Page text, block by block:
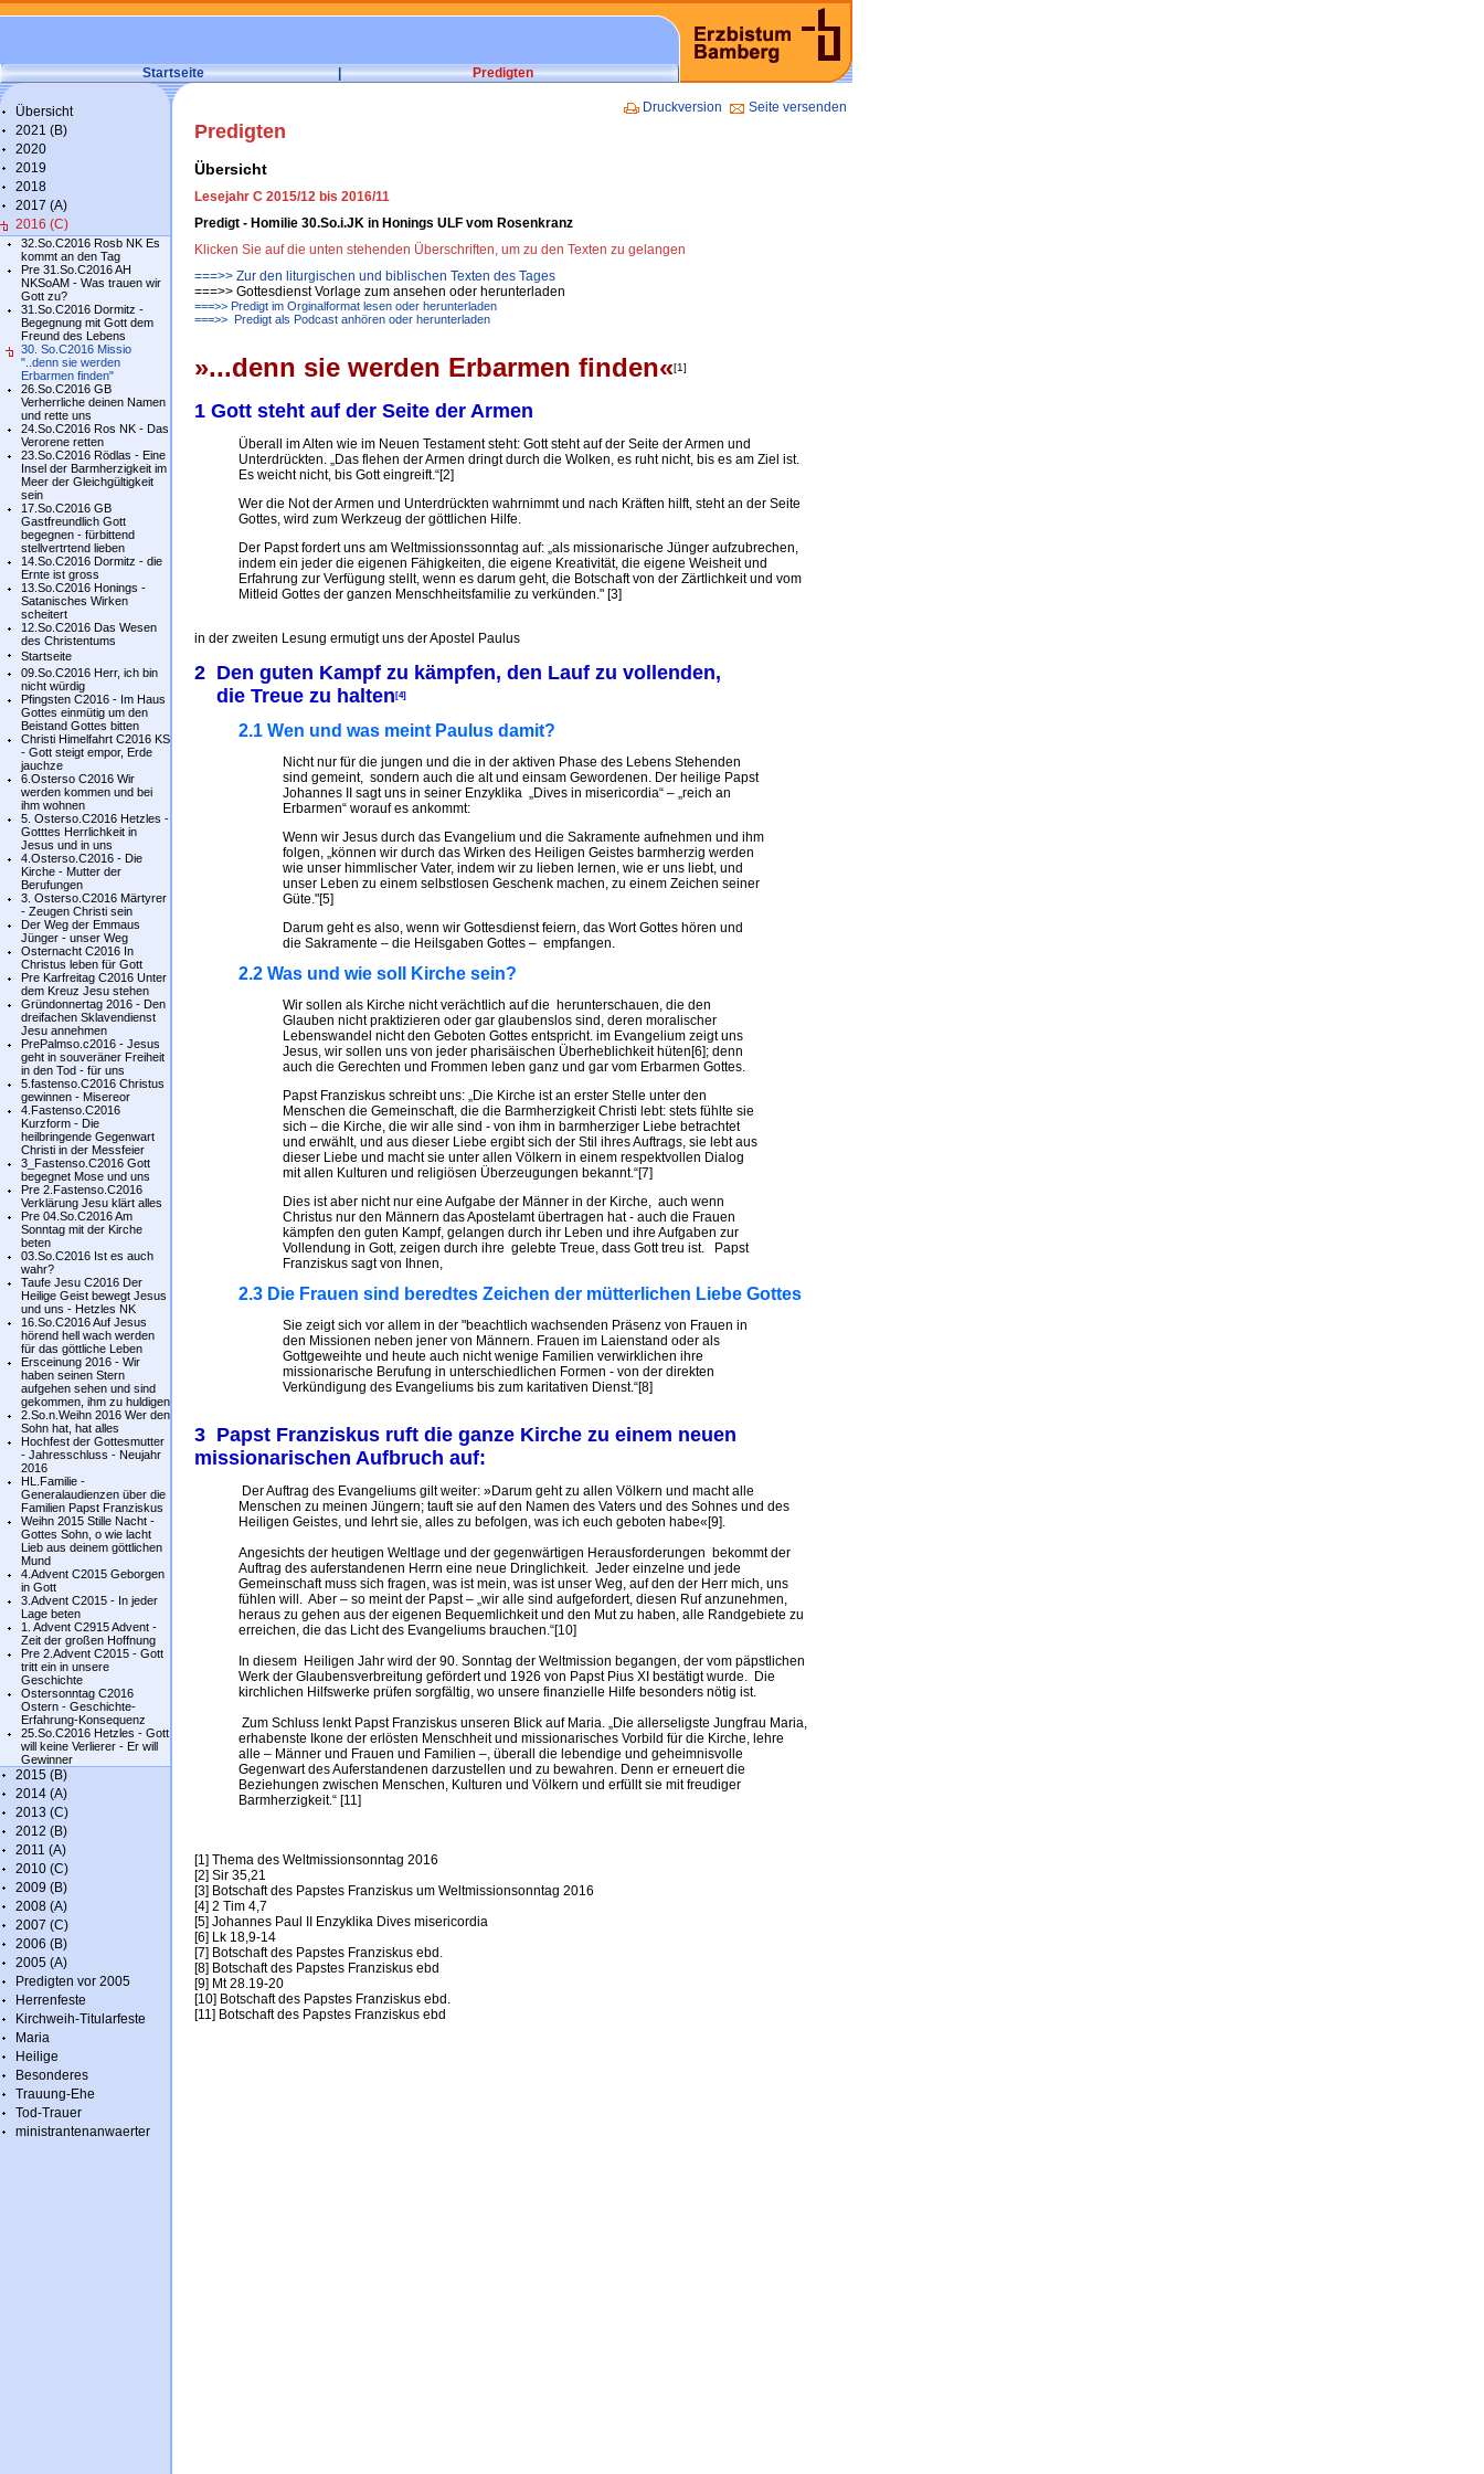
Startseite | Predigten
Übersicht
2021 (B)
2020
2019
2018
2017 (A)
2016 (C)
32.So.C2016 Rosb NK Es
kommt an den Tag
Pre 31.So.C2016 AH
NKSoAM - Was trauen wir
Gott zu?
31.So.C2016 Dormitz -
Begegnung mit Gott dem
Freund des Lebens
30. So.C2016 Missio
"..denn sie werden
Erbarmen finden"
26.So.C2016 GB
Verherrliche deinen Namen
und rette uns
24.So.C2016 Ros NK - Das
Verorene retten
23.So.C2016 Rödlas - Eine
Insel der Barmherzigkeit im
Meer der Gleichgültigkeit
sein
17.So.C2016 GB
Gastfreundlich Gott
begegnen - fürbittend
stellvertrtend lieben
14.So.C2016 Dormitz - die
Ernte ist gross
13.So.C2016 Honings -
Satanisches Wirken
scheitert
12.So.C2016 Das Wesen
des Christentums
Startseite
09.So.C2016 Herr, ich bin
nicht würdig
Pfingsten C2016 - Im Haus
Gottes einmütig um den
Beistand Gottes bitten
Christi Himelfahrt C2016 KS
- Gott steigt empor, Erde
jauchze
6.Osterso C2016 Wir
werden kommen und bei
ihm wohnen
5. Osterso.C2016 Hetzles -
Gotttes Herrlichkeit in
Jesus und in uns
4.Osterso.C2016 - Die
Kirche - Mutter der
Berufungen
3. Osterso.C2016 Märtyrer
- Zeugen Christi sein
Der Weg der Emmaus
Jünger - unser Weg
Osternacht C2016 In
Christus leben für Gott
Pre Karfreitag C2016 Unter
dem Kreuz Jesu stehen
Gründonnertag 2016 - Den
dreifachen Sklavendienst
Jesu annehmen
PrePalmso.c2016 - Jesus
geht in souveräner Freiheit
in den Tod - für uns
5.fastenso.C2016 Christus
gewinnen - Misereor
4.Fastenso.C2016
Kurzform - Die
heilbringende Gegenwart
Christi in der Messfeier
3_Fastenso.C2016 Gott
begegnet Mose und uns
Pre 2.Fastenso.C2016
Verklärung Jesu klärt alles
Pre 04.So.C2016 Am
Sonntag mit der Kirche
beten
03.So.C2016 Ist es auch
wahr?
Taufe Jesu C2016 Der
Heilige Geist bewegt Jesus
und uns - Hetzles NK
16.So.C2016 Auf Jesus
hörend hell wach werden
für das göttliche Leben
Ersceinung 2016 - Wir
haben seinen Stern
aufgehen sehen und sind
gekommen, ihm zu huldigen
2.So.n.Weihn 2016 Wer den
Sohn hat, hat alles
Hochfest der Gottesmutter
- Jahresschluss - Neujahr
2016
HL.Familie -
Generalaudienzen über die
Familien Papst Franziskus
Weihn 2015 Stille Nacht -
Gottes Sohn, o wie lacht
Lieb aus deinem göttlichen
Mund
4.Advent C2015 Geborgen
in Gott
3.Advent C2015 - In jeder
Lage beten
1. Advent C2915 Advent -
Zeit der großen Hoffnung
Pre 2.Advent C2015 - Gott
tritt ein in unsere
Geschichte
Ostersonntag C2016
Ostern - Geschichte-
Erfahrung-Konsequenz
25.So.C2016 Hetzles - Gott
will keine Verlierer - Er will
Gewinner
2015 (B)
2014 (A)
2013 (C)
2012 (B)
2011 (A)
2010 (C)
2009 (B)
2008 (A)
2007 (C)
2006 (B)
2005 (A)
Predigten vor 2005
Herrenfeste
Kirchweih-Titularfeste
Maria
Heilige
Besonderes
Trauung-Ehe
Tod-Trauer
ministrantenanwaerter
Druckversion Seite versenden
Predigten
Übersicht
Lesejahr C 2015/12 bis 2016/11
Predigt - Homilie 30.So.i.JK in Honings ULF vom Rosenkranz
Klicken Sie auf die unten stehenden Überschriften, um zu den Texten zu gelangen
===>> Zur den liturgischen und biblischen Texten des Tages
===>> Gottesdienst Vorlage zum ansehen oder herunterladen
===>> Predigt im Orginalformat lesen oder herunterladen
===>> Predigt als Podcast anhören oder herunterladen
»...denn sie werden Erbarmen finden«[1]
1 Gott steht auf der Seite der Armen
Überall im Alten wie im Neuen Testament steht: Gott steht auf der Seite der Armen und
Unterdrückten. „Das flehen der Armen dringt durch die Wolken, es ruht nicht, bis es am Ziel ist.
Es weicht nicht, bis Gott eingreift.“[2]
Wer die Not der Armen und Unterdrückten wahrnimmt und nach Kräften hilft, steht an der Seite
Gottes, wird zum Werkzeug der göttlichen Hilfe.
Der Papst fordert uns am Weltmissionssonntag auf: „als missionarische Jünger aufzubrechen,
indem ein jeder die eigenen Fähigkeiten, die eigene Kreativität, die eigene Weisheit und
Erfahrung zur Verfügung stellt, wenn es darum geht, die Botschaft von der Zärtlichkeit und vom
Mitleid Gottes der ganzen Menschheitsfamilie zu verkünden." [3]
in der zweiten Lesung ermutigt uns der Apostel Paulus
2 Den guten Kampf zu kämpfen, den Lauf zu vollenden,
die Treue zu halten[4]
2.1 Wen und was meint Paulus damit?
Nicht nur für die jungen und die in der aktiven Phase des Lebens Stehenden
sind gemeint, sondern auch die alt und einsam Gewordenen. Der heilige Papst
Johannes II sagt uns in seiner Enzyklika „Dives in misericordia“ – „reich an
Erbarmen“ worauf es ankommt:
Wenn wir Jesus durch das Evangelium und die Sakramente aufnehmen und ihm
folgen, „können wir durch das Wirken des Heiligen Geistes barmherzig werden
wie unser himmlischer Vater, indem wir zu lieben lernen, wie er uns liebt, und
unser Leben zu einem selbstlosen Geschenk machen, zu einem Zeichen seiner
Güte."[5]
Darum geht es also, wenn wir Gottesdienst feiern, das Wort Gottes hören und
die Sakramente – die Heilsgaben Gottes – empfangen.
2.2 Was und wie soll Kirche sein?
Wir sollen als Kirche nicht verächtlich auf die herunterschauen, die den
Glauben nicht praktizieren oder gar glaubenslos sind, deren moralischer
Lebenswandel nicht den Geboten Gottes entspricht. im Evangelium zeigt uns
Jesus, wir sollen uns von jeder pharisäischen Überheblichkeit hüten[6]; denn
auch die Gerechten und Frommen leben ganz und gar vom Erbarmen Gottes.
Papst Franziskus schreibt uns: „Die Kirche ist an erster Stelle unter den
Menschen die Gemeinschaft, die die Barmherzigkeit Christi lebt: stets fühlte sie
sich – die Kirche, die wir alle sind - von ihm in barmherziger Liebe betrachtet
und erwählt, und aus dieser Liebe ergibt sich der Stil ihres Auftrags, sie lebt aus
dieser Liebe und macht sie unter allen Völkern in einem respektvollen Dialog
mit allen Kulturen und religiösen Überzeugungen bekannt.“[7]
Dies ist aber nicht nur eine Aufgabe der Männer in der Kirche, auch wenn
Christus nur den Männern das Apostelamt übertragen hat - auch die Frauen
kämpfen den guten Kampf, gelangen durch ihr Leben und ihre Aufgaben zur
Vollendung in Gott, zeigen durch ihre gelebte Treue, dass Gott treu ist. Papst
Franziskus sagt von Ihnen,
2.3 Die Frauen sind beredtes Zeichen der mütterlichen Liebe Gottes
Sie zeigt sich vor allem in der "beachtlich wachsenden Präsenz von Frauen in
den Missionen neben jener von Männern. Frauen im Laienstand oder als
Gottgeweihte und heute auch nicht wenige Familien verwirklichen ihre
missionarische Berufung in unterschiedlichen Formen - von der direkten
Verkündigung des Evangeliums bis zum karitativen Dienst.“[8]
3 Papst Franziskus ruft die ganze Kirche zu einem neuen
missionarischen Aufbruch auf:
Der Auftrag des Evangeliums gilt weiter: »Darum geht zu allen Völkern und macht alle
Menschen zu meinen Jüngern; tauft sie auf den Namen des Vaters und des Sohnes und des
Heiligen Geistes, und lehrt sie, alles zu befolgen, was ich euch geboten habe«[9].
Angesichts der heutigen Weltlage und der gegenwärtigen Herausforderungen bekommt der
Auftrag des auferstandenen Herrn eine neue Dringlichkeit. Jeder einzelne und jede
Gemeinschaft muss sich fragen, was ist mein, was ist unser Weg, auf den der Herr mich, uns
fühlen will. Aber – so meint der Papst – „wir alle sind aufgefordert, diesen Ruf anzunehmen,
heraus zu gehen aus der eigenen Bequemlichkeit und den Mut zu haben, alle Randgebiete zu
erreichen, die das Licht des Evangeliums brauchen.“[10]
In diesem Heiligen Jahr wird der 90. Sonntag der Weltmission begangen, der vom päpstlichen
Werk der Glaubensverbreitung gefördert und 1926 von Papst Pius XI bestätigt wurde. Die
kirchlichen Hilfswerke prüfen sorgfältig, wo unsere finanzielle Hilfe besonders nötig ist.
Zum Schluss lenkt Papst Franziskus unseren Blick auf Maria. „Die allerseligste Jungfrau Maria,
erhabenste Ikone der erlösten Menschheit und missionarisches Vorbild für die Kirche, lehre
alle – Männer und Frauen und Familien –, überall die lebendige und geheimnisvolle
Gegenwart des Auferstandenen darzustellen und zu bewahren. Denn er erneuert die
Beziehungen zwischen Menschen, Kulturen und Völkern und erfüllt sie mit freudiger
Barmherzigkeit.“ [11]
[1] Thema des Weltmissionsonntag 2016
[2] Sir 35,21
[3] Botschaft des Papstes Franziskus um Weltmissionsonntag 2016
[4] 2 Tim 4,7
[5] Johannes Paul II Enzyklika Dives misericordia
[6] Lk 18,9-14
[7] Botschaft des Papstes Franziskus ebd.
[8] Botschaft des Papstes Franziskus ebd
[9] Mt 28.19-20
[10] Botschaft des Papstes Franziskus ebd.
[11] Botschaft des Papstes Franziskus ebd